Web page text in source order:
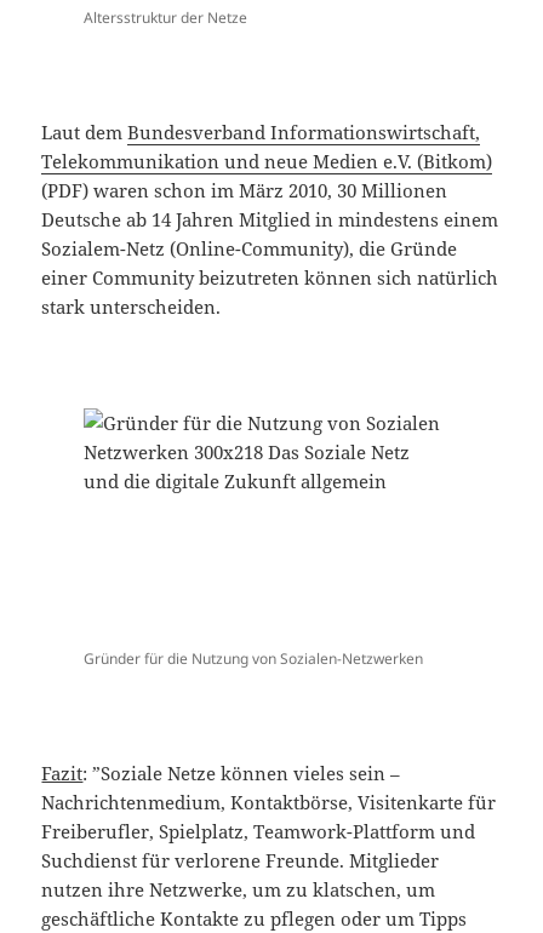
Altersstruktur der Netze
Laut demBundesverband Informationswirtschaft,
Telekommunikation und neue Medien e.V. (Bitkom)
(PDF) waren schon im März 2010, 30 Millionen
Deutsche ab 14 Jahren Mitglied in mindestens einem
Sozialem-Netz (Online-Community), die Gründe
einer Community beizutreten können sich natürlich
stark unterscheiden.
Gründer für die Nutzung von Sozialen-Netzwerken
Fazit: ”Soziale Netze können vieles sein –
Nachrichtenmedium, Kontaktbörse, Visitenkarte für
Freiberufler, Spielplatz, Teamwork-Plattform und
Suchdienst für verlorene Freunde. Mitglieder
nutzen ihre Netzwerke, um zu klatschen, um
geschäftliche Kontakte zu pflegen oder um Tipps